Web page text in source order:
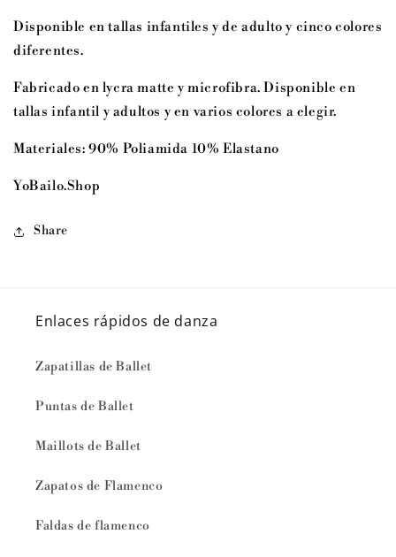
Disponible en tallas infantiles y de adulto y cinco colores
diferentes.
Fabricado en lycra matte y microfibra. Disponible en
tallas infantil y adultos y en varios colores a elegir.
Materiales: 90% Poliamida 10% Elastano
YoBailo.Shop
Share
Enlaces rápidos de danza
Zapatillas de Ballet
Puntas de Ballet
Maillots de Ballet
Zapatos de Flamenco
Faldas de flamenco